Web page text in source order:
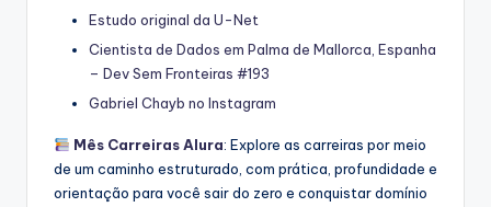
Estudo original da U-Net
Cientista de Dados em Palma de Mallorca, Espanha
– Dev Sem Fronteiras #193
Gabriel Chayb no Instagram
Mês Carreiras Alura: Explore as carreiras por meio
de um caminho estruturado, com prática, profundidade e
orientação para você sair do zero e conquistar domínio